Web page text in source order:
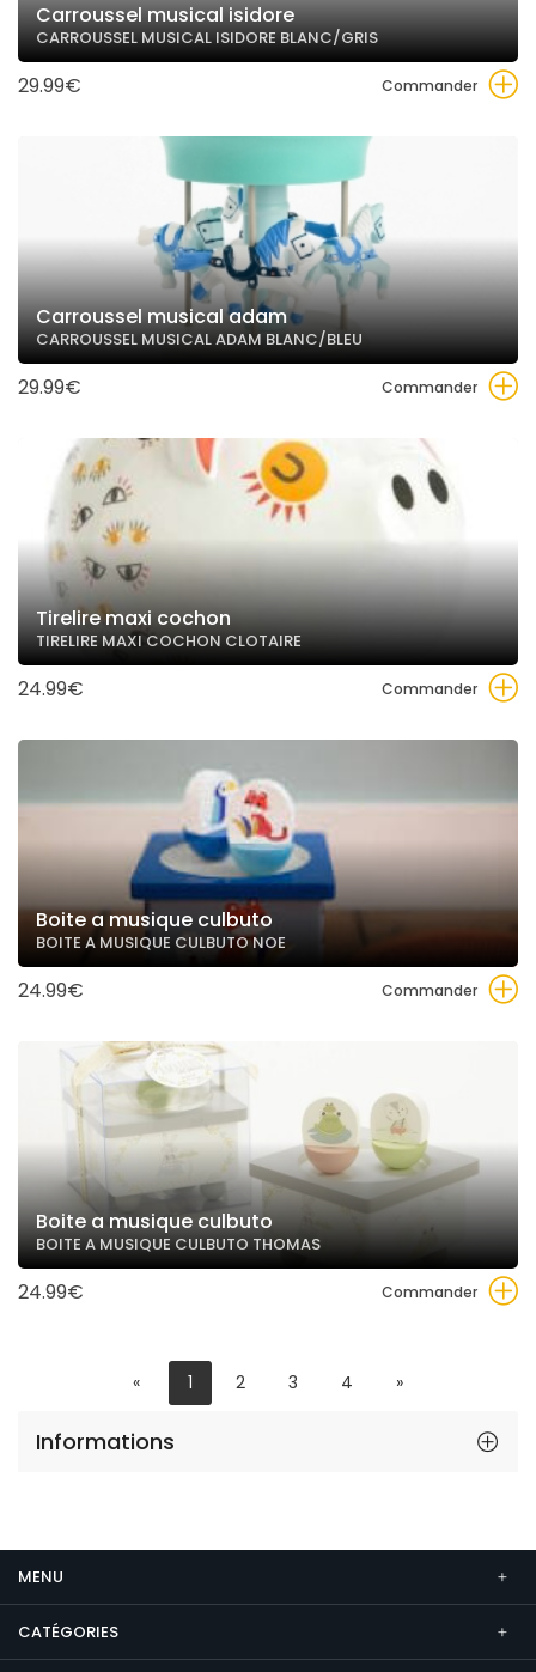
Carroussel musical isidore
CARROUSSEL MUSICAL ISIDORE BLANC/GRIS
29.99€ Commander
Carroussel musical adam
CARROUSSEL MUSICAL ADAM BLANC/BLEU
29.99€ Commander
Tirelire maxi cochon
TIRELIRE MAXI COCHON CLOTAIRE
24.99€ Commander
Boite a musique culbuto
BOITE A MUSIQUE CULBUTO NOE
24.99€ Commander
Boite a musique culbuto
BOITE A MUSIQUE CULBUTO THOMAS
24.99€ Commander
« 1 2 3 4 »
Informations
MENU
CATÉGORIES